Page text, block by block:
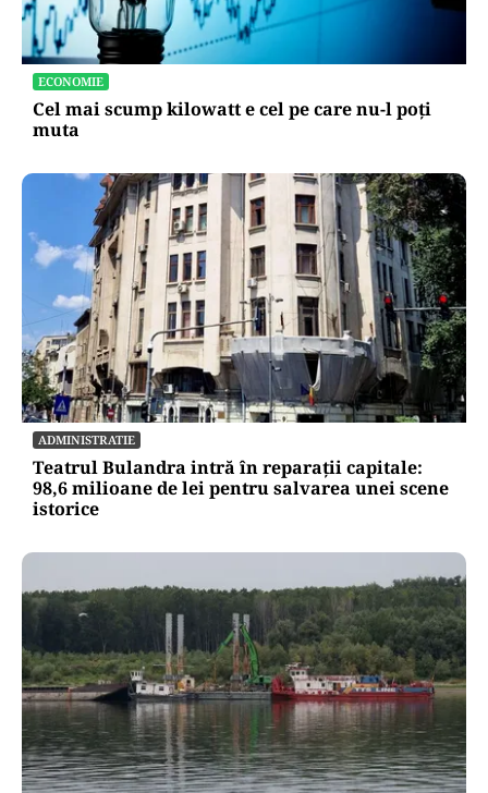
ECONOMIE
Cel mai scump kilowatt e cel pe care nu-l poți
muta
ADMINISTRATIE
Teatrul Bulandra intră în reparații capitale:
98,6 milioane de lei pentru salvarea unei scene
istorice